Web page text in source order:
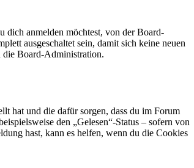
dich anmelden möchtest, von der Board-
ausgeschaltet sein, damit sich keine neuen
die Board-Administration.
hat und die dafür sorgen, dass du im Forum
den „Gelesen“-Status – sofern von
hast, kann es helfen, wenn du die Cookies